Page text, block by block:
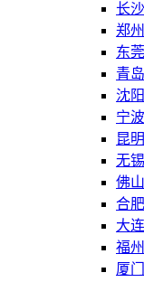
长沙
郑州
东莞
青岛
沈阳
宁波
昆明
无锡
佛山
合肥
大连
福州
厦门